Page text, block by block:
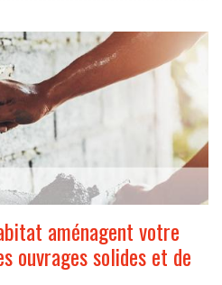
aménagent votre
ouvrages solides et de